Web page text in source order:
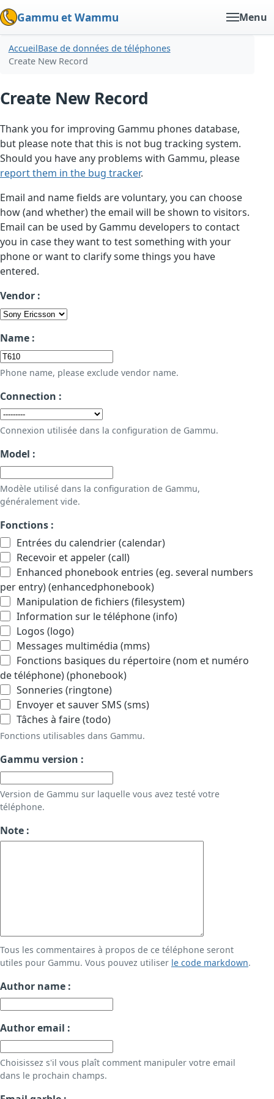
Gammu et Wammu Menu
AccueilBase de données de téléphones
Create New Record
Create New Record
Thank you for improving Gammu phones database,
but please note that this is not bug tracking system.
Should you have any problems with Gammu, please
report them in the bug tracker.
Email and name fields are voluntary, you can choose
how (and whether) the email will be shown to visitors.
Email can be used by Gammu developers to contact
you in case they want to test something with your
phone or want to clarify some things you have
entered.
Vendor :
Name :
Phone name, please exclude vendor name.
Connection :
Connexion utilisée dans la configuration de Gammu.
Model :
Modèle utilisé dans la configuration de Gammu,
généralement vide.
Fonctions :
Entrées du calendrier (calendar)
Recevoir et appeler (call)
Enhanced phonebook entries (eg. several numbers
per entry) (enhancedphonebook)
Manipulation de fichiers (filesystem)
Information sur le téléphone (info)
Logos (logo)
Messages multimédia (mms)
Fonctions basiques du répertoire (nom et numéro
de téléphone) (phonebook)
Sonneries (ringtone)
Envoyer et sauver SMS (sms)
Tâches à faire (todo)
Fonctions utilisables dans Gammu.
Gammu version :
Version de Gammu sur laquelle vous avez testé votre
téléphone.
Note :
Tous les commentaires à propos de ce téléphone seront
utiles pour Gammu. Vous pouvez utiliser le code markdown.
Author name :
Author email :
Choisissez s'il vous plaît comment manipuler votre email
dans le prochain champs.